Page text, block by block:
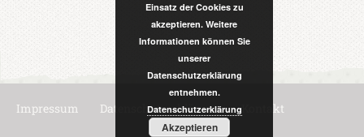
Impressum Datenschutzerklärung Kontakt
Einsatz der Cookies zu
akzeptieren. Weitere
Informationen können Sie
unserer
Datenschutzerklärung
entnehmen.
Datenschutzerklärung
Akzeptieren